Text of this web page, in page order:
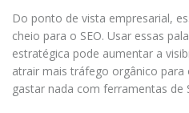
Do ponto de vista empresarial,
cheio para o SEO. Usar essas
estratégica pode aumentar a
atrair mais tráfego orgânico
gastar nada com ferramentas de